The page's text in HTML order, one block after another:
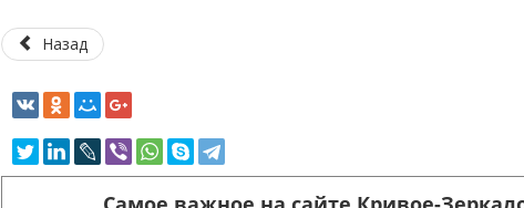
Назад